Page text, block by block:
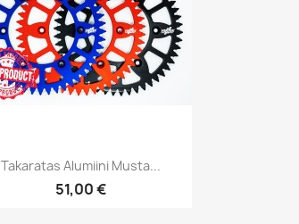
Pikakatselu
Takaratas Alumiini Musta...
51,00 €